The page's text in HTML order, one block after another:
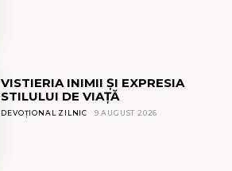
VISTIERIA INIMII ȘI EXPRESIA
STILULUI DE VIAȚĂ
DEVOȚIONAL ZILNIC 9 AUGUST 2026